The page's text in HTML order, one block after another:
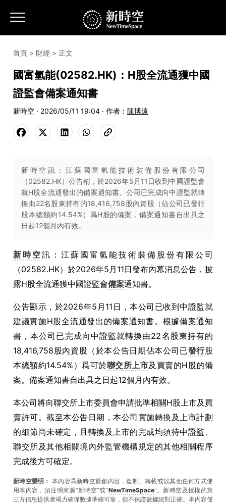
首頁 > 財經 > 正文
國富氫能(02582.HK)：H股全流通獲中國
證監會備案通知書
新時空 · 2026/05/11 19:04 · 作者： 陳博遠
新時空訊：江蘇國富氫能技術裝備股份有限公司
（02582.HK）公告稱，於2026年5月11日收到中國證監會
就H股全流通發出的備案通知書。公司已完成向中證監就轉
換由22名股東持有的18,416,758股內資股（佔公司已發行
股本總額約14.54%）爲H股的備案，備案通知書自出具之
日起12個月內有效。
新時空訊：江蘇國富氫能技術裝備股份有限公司
（02582.HK）於2026年5月11日發布內幕消息公告，披
露H股全流通獲中國證監會備案通知書。
公告顯示，於2026年5月11日，本公司已收到中證監就
建議實施H股全流通發出的備案通知書。根據備案通知
書，本公司已完成向中證監就轉換由22名股東持有的
18,416,758股內資股（於本公告日期佔本公司已發行股
本總額約14.54%）爲可於聯交所上市及買賣的H股的備
案。備案通知書自出具之日起12個月內有效。
本公司將向聯交所上市委員會申請批準相關H股上市及買
賣許可。截至本公告日期，本公司實施轉換及上市計劃
的細節尚未確定，且轉換及上市的完成均須待中證監、
聯交所及其他相關境內外監管機構規定的其他相關程序
完成後方可確定。
新時空聲明： 本內容爲新時空原創內容，復制、轉載或以其他任何方式使
用本內容，須注明來源“新時空”或“NewTimeSpace”。新時空及授權的第
三方信息提供者竭力確保數據準確可靠，但不保證數據絕對正確。本內容僅